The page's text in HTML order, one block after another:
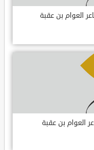
العوام بن عقبة
العوام بن عقبة